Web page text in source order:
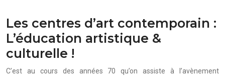
Les centres d’art contemporain :
L’éducation artistique &
culturelle !
C’est au cours des années 70 qu’on assiste à l’avènement